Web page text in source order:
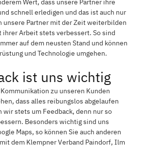
schnell erledigen und das ist auch nur
unsere Partner mit der Zeit weiterbilden
ihrer Arbeit stets verbessert. So sind
auf dem neusten Stand und können
und Technologie umgehen.
ist uns wichtig
zu unseren Kunden
dass alles reibungslos abgelaufen
wir stets um Feedback, denn nur so
Besonders wichtig sind uns
Maps, so können Sie auch anderen
dem Klempner Verband Paindorf, Ilm